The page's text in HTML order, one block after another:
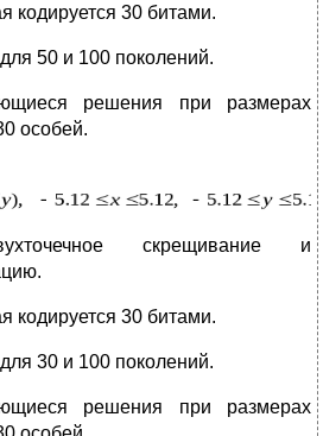
кодируется 30 битами.
50 и 100 поколений.
решения при размерах
особей.
скрещивание и
кодируется 30 битами.
30 и 100 поколений.
решения при размерах